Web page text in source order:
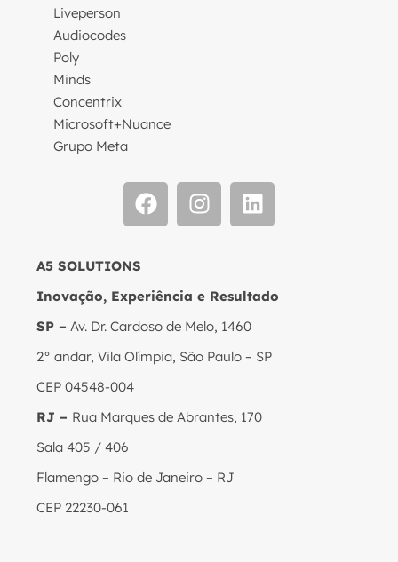
Liveperson
Audiocodes
Poly
Minds
Concentrix
Microsoft+Nuance
Grupo Meta
A5 SOLUTIONS
Inovação, Experiência e Resultado
SP – Av. Dr. Cardoso de Melo, 1460
2° andar, Vila Olímpia, São Paulo – SP
CEP 04548-004
RJ – Rua Marques de Abrantes, 170
Sala 405 / 406
Flamengo – Rio de Janeiro – RJ
CEP 22230-061